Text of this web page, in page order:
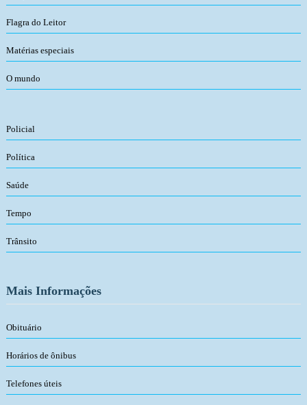
Flagra do Leitor
Matérias especiais
O mundo
Policial
Política
Saúde
Tempo
Trânsito
Mais Informações
Obituário
Horários de ônibus
Telefones úteis